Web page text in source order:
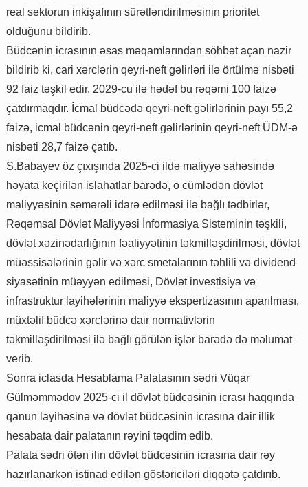
real sektorun inkişafının sürətləndirilməsinin prioritet
olduğunu bildirib.
Büdcənin icrasının əsas məqamlarından söhbət açan nazir
bildirib ki, cari xərclərin qeyri-neft gəlirləri ilə örtülmə nisbəti
92 faiz təşkil edir, 2029-cu ilə hədəf bu rəqəmi 100 faizə
çatdırmaqdır. İcmal büdcədə qeyri-neft gəlirlərinin payı 55,2
faizə, icmal büdcənin qeyri-neft gəlirlərinin qeyri-neft ÜDM-ə
nisbəti 28,7 faizə çatıb.
S.Babayev öz çıxışında 2025-ci ildə maliyyə sahəsində
həyata keçirilən islahatlar barədə, o cümlədən dövlət
maliyyəsinin səmərəli idarə edilməsi ilə bağlı tədbirlər,
Rəqəmsal Dövlət Maliyyəsi İnformasiya Sisteminin təşkili,
dövlət xəzinədarlığının fəaliyyətinin təkmilləşdirilməsi, dövlət
müəssisələrinin gəlir və xərc smetalarının təhlili və dividend
siyasətinin müəyyən edilməsi, Dövlət investisiya və
infrastruktur layihələrinin maliyyə ekspertizasının aparılması,
müxtəlif büdcə xərclərinə dair normativlərin
təkmilləşdirilməsi ilə bağlı görülən işlər barədə də məlumat
verib.
Sonra iclasda Hesablama Palatasının sədri Vüqar
Gülməmmədov 2025-ci il dövlət büdcəsinin icrası haqqında
qanun layihəsinə və dövlət büdcəsinin icrasına dair illik
hesabata dair palatanın rəyini təqdim edib.
Palata sədri ötən ilin dövlət büdcəsinin icrasına dair rəy
hazırlanarkən istinad edilən göstəriciləri diqqətə çatdırıb.